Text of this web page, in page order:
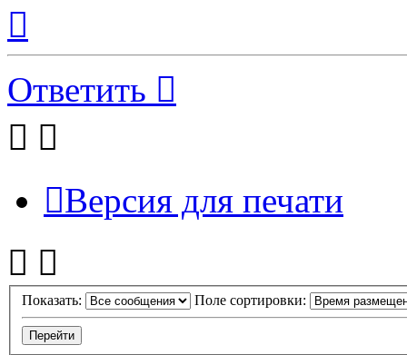
началу
Ответить
Версия для печати
Показать: Поле сортировки: